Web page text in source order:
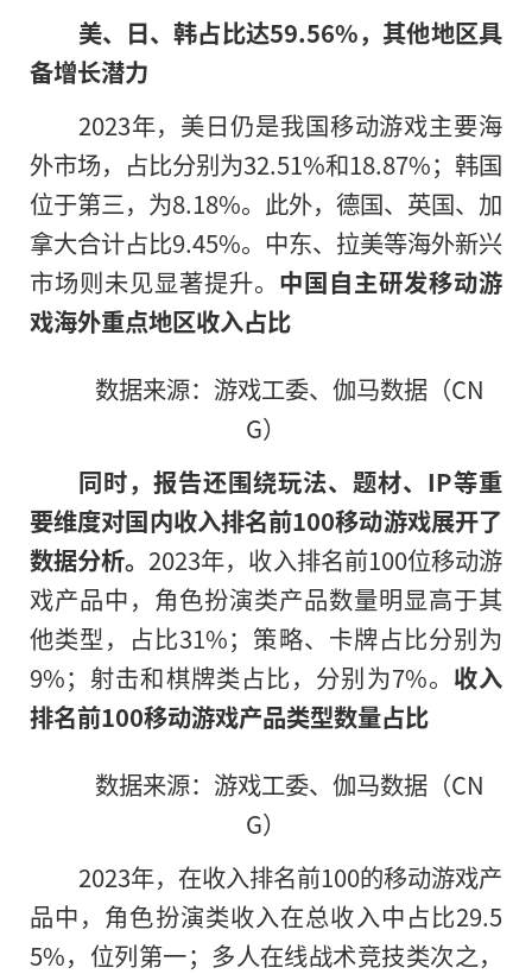
美、日、韩占比达59.56%，其他地区具
备增长潜力
2023年，美日仍是我国移动游戏主要海
外市场，占比分别为32.51%和18.87%；韩国
位于第三，为8.18%。此外，德国、英国、加
拿大合计占比9.45%。中东、拉美等海外新兴
市场则未见显著提升。 中国自主研发移动游
戏海外重点地区收入占比
数据来源：游戏工委、伽马数据（CN
G）
同时，报告还围绕玩法、题材、IP等重
要维度对国内收入排名前100移动游戏展开了
数据分析。 2023年，收入排名前100位移动游
戏产品中，角色扮演类产品数量明显高于其
他类型，占比31%；策略、卡牌占比分别为
9%；射击和棋牌类占比，分别为7%。 收入
排名前100移动游戏产品类型数量占比
数据来源：游戏工委、伽马数据（CN
G）
2023年，在收入排名前100的移动游戏产
品中，角色扮演类收入在总收入中占比29.5
5%，位列第一；多人在线战术竞技类次之，